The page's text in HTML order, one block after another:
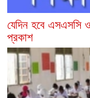
যেদিন হবে এসএসসি
প্রকাশ